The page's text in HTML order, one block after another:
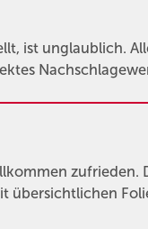
ist unglaublich.
zufrieden.
übersichtlichen